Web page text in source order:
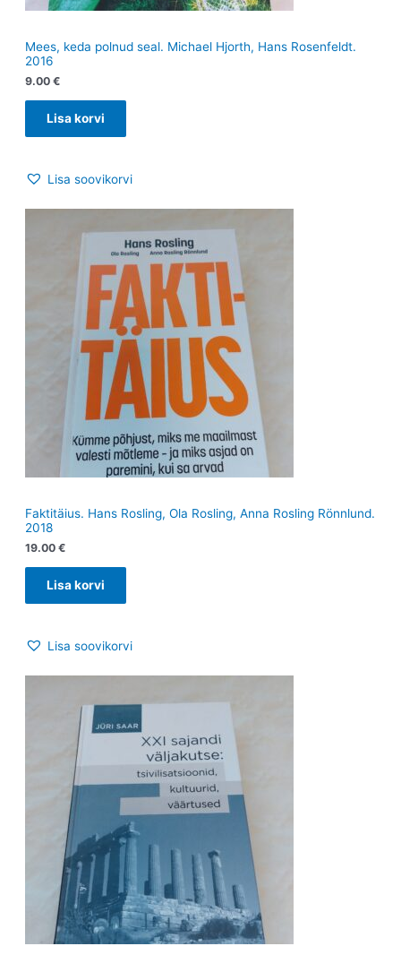
Mees, keda polnud seal. Michael Hjorth, Hans Rosenfeldt.
2016
9.00 €
Lisa korvi
Lisa soovikorvi
Faktitäius. Hans Rosling, Ola Rosling, Anna Rosling Rönnlund.
2018
19.00 €
Lisa korvi
Lisa soovikorvi